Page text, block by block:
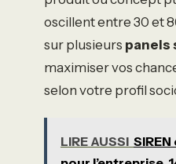
oscillent entre 30 et
sur plusieurs panels
maximiser vos
selon votre profil
LIRE AUSSI